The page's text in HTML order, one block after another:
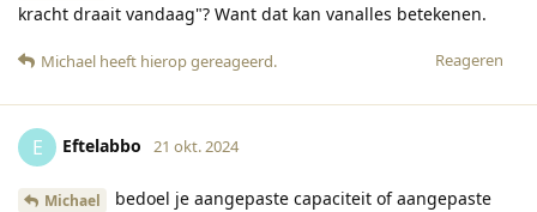
kracht draait vandaag"? Want dat kan vanalles betekenen.
Reageren
Michael heeft hierop gereageerd.
E Eftelabbo 21 okt. 2024
Michael
bedoel je aangepaste capaciteit of aangepaste